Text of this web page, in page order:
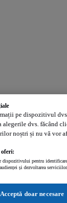
pe dispozitivul
alegerile dvs. făcând
noștri și nu vă vor
dispozitivului pentru
și dezvoltarea
Acceptă doar necesare